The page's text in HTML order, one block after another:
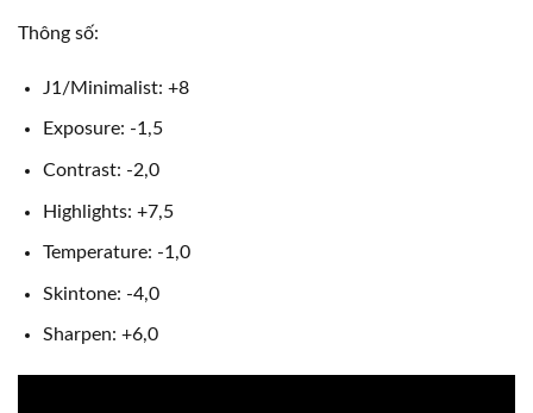
Thông số:
J1/Minimalist: +8
Exposure: -1,5
Contrast: -2,0
Highlights: +7,5
Temperature: -1,0
Skintone: -4,0
Sharpen: +6,0